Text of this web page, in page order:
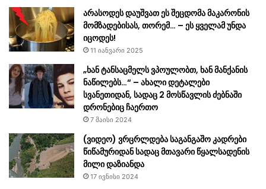
არასოდეს დაუშვათ ეს შეცდომა მაკარონის
მომზადებისას, თორემ… – ეს ყველამ უნდა
იცოდეს!
11 იანვარი 2025
„ხან ტანსაცმელს ვპოულობთ, ხან მანქანის
ნაწილებს…“ – ახალი დეტალები
სვანეთიდან, სადაც 2 მოსწავლის ძებნაში
დრონებიც ჩაერთო
7 მაისი 2024
(ვიდეო) ვრცრლდება საგანგაშო კადრები
წიწამურიდან სადაც მთავარი წყალსადენის
მილი დაზიანდა
17 ივნისი 2024